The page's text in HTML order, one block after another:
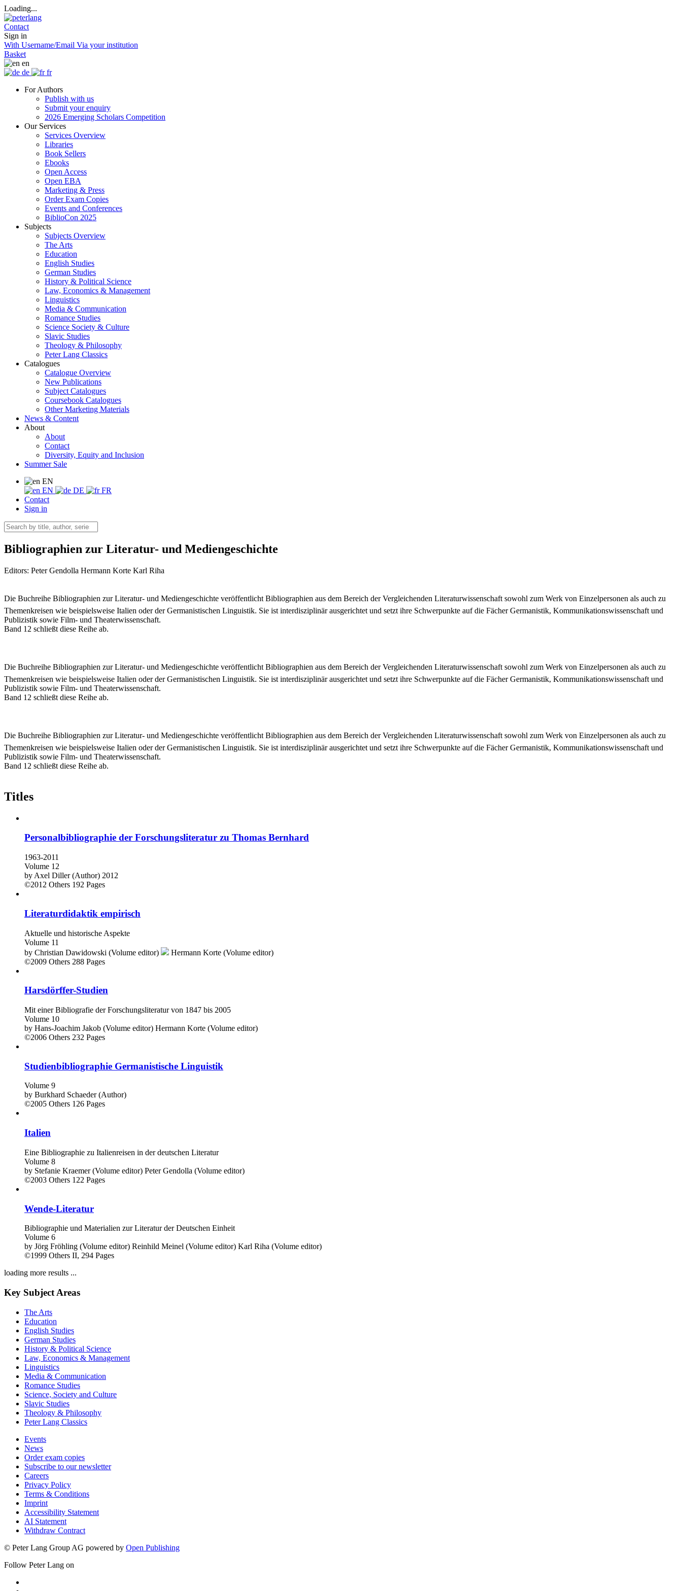
Loading...
Contact
Sign in
With Username/Email Via your institution
Basket
en
de
fr
For Authors
Publish with us
Submit your enquiry
2026 Emerging Scholars Competition
Our Services
Services Overview
Libraries
Book Sellers
Ebooks
Open Access
Open EBA
Marketing & Press
Order Exam Copies
Events and Conferences
BiblioCon 2025
Subjects
Subjects Overview
The Arts
Education
English Studies
German Studies
History & Political Science
Law, Economics & Management
Linguistics
Media & Communication
Romance Studies
Science Society & Culture
Slavic Studies
Theology & Philosophy
Peter Lang Classics
Catalogues
Catalogue Overview
New Publications
Subject Catalogues
Coursebook Catalogues
Other Marketing Materials
News & Content
About
About
Contact
Diversity, Equity and Inclusion
Summer Sale
EN
EN
DE
FR
Contact
Sign in
Bibliographien zur Literatur- und Mediengeschichte
Editors: Peter Gendolla Hermann Korte Karl Riha
Die Buchreihe Bibliographien zur Literatur- und Mediengeschichte veröffentlicht Bibliographien aus dem Bereich der Vergleichenden Literaturwissenschaft sowohl zum Werk von Einzelpersonen als auch zu
Themenkreisen wie beispielsweise Italien oder der Germanistischen Linguistik. Sie ist interdisziplinär ausgerichtet und setzt ihre Schwerpunkte auf die Fächer Germanistik, Kommunikationswissenschaft und
Publizistik sowie Film- und Theaterwissenschaft.
Band 12 schließt diese Reihe ab.
Die Buchreihe Bibliographien zur Literatur- und Mediengeschichte veröffentlicht Bibliographien aus dem Bereich der Vergleichenden Literaturwissenschaft sowohl zum Werk von Einzelpersonen als auch zu
Themenkreisen wie beispielsweise Italien oder der Germanistischen Linguistik. Sie ist interdisziplinär ausgerichtet und setzt ihre Schwerpunkte auf die Fächer Germanistik, Kommunikationswissenschaft und
Publizistik sowie Film- und Theaterwissenschaft.
Band 12 schließt diese Reihe ab.
Die Buchreihe Bibliographien zur Literatur- und Mediengeschichte veröffentlicht Bibliographien aus dem Bereich der Vergleichenden Literaturwissenschaft sowohl zum Werk von Einzelpersonen als auch zu
Themenkreisen wie beispielsweise Italien oder der Germanistischen Linguistik. Sie ist interdisziplinär ausgerichtet und setzt ihre Schwerpunkte auf die Fächer Germanistik, Kommunikationswissenschaft und
Publizistik sowie Film- und Theaterwissenschaft.
Band 12 schließt diese Reihe ab.
Titles
Personalbibliographie der Forschungsliteratur zu Thomas Bernhard
1963-2011
Volume 12
by Axel Diller (Author) 2012
©2012 Others 192 Pages
Literaturdidaktik empirisch
Aktuelle und historische Aspekte
Volume 11
by Christian Dawidowski (Volume editor)
Hermann Korte (Volume editor)
©2009 Others 288 Pages
Harsdörffer-Studien
Mit einer Bibliografie der Forschungsliteratur von 1847 bis 2005
Volume 10
by Hans-Joachim Jakob (Volume editor) Hermann Korte (Volume editor)
©2006 Others 232 Pages
Studienbibliographie Germanistische Linguistik
Volume 9
by Burkhard Schaeder (Author)
©2005 Others 126 Pages
Italien
Eine Bibliographie zu Italienreisen in der deutschen Literatur
Volume 8
by Stefanie Kraemer (Volume editor) Peter Gendolla (Volume editor)
©2003 Others 122 Pages
Wende-Literatur
Bibliographie und Materialien zur Literatur der Deutschen Einheit
Volume 6
by Jörg Fröhling (Volume editor) Reinhild Meinel (Volume editor) Karl Riha (Volume editor)
©1999 Others II, 294 Pages
loading more results ...
Key Subject Areas
The Arts
Education
English Studies
German Studies
History & Political Science
Law, Economics & Management
Linguistics
Media & Communication
Romance Studies
Science, Society and Culture
Slavic Studies
Theology & Philosophy
Peter Lang Classics
Events
News
Order exam copies
Subscribe to our newsletter
Careers
Privacy Policy
Terms & Conditions
Imprint
Accessibility Statement
AI Statement
Withdraw Contract
© Peter Lang Group AG powered by Open Publishing
Follow Peter Lang on